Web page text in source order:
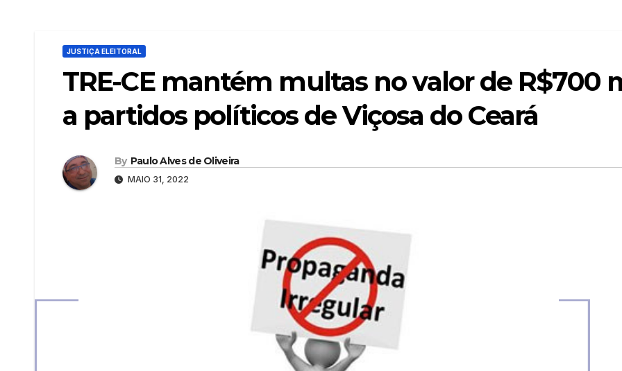
JUSTIÇA ELEITORAL
TRE-CE mantém multas no valor de R$700
a partidos políticos de Viçosa do Ceará
By Paulo Alves de Oliveira
MAIO 31, 2022